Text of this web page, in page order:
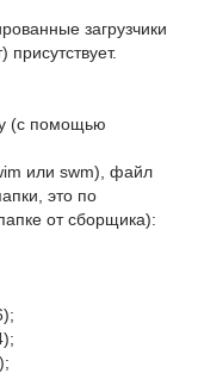
загрузчики
(с помощью
или swm), файл
это по
от сборщика):